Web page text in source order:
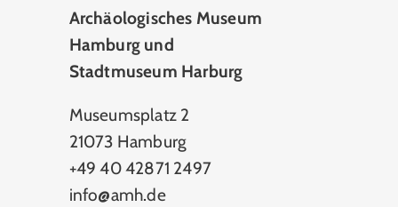
Archäologisches Museum
Hamburg und
Stadtmuseum Harburg
Museumsplatz 2
21073 Hamburg
+49 40 42871 2497
info@amh.de